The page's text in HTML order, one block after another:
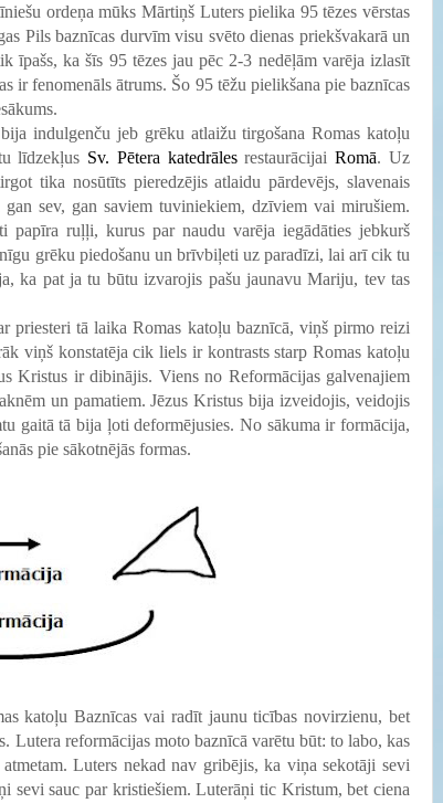
ordeņa mūks Mārtiņš Luters pielika 95 tēzes vērstas
Pils baznīcas durvīm visu svēto dienas priekšvakarā un
īpašs, ka šīs 95 tēzes jau pēc 2-3 nedēļām varēja izlasīt
ir fenomenāls ātrums. Šo 95 tēžu pielikšana pie baznīcas
indulgenču jeb grēku atlaižu tirgošana Romas katoļu
līdzekļus Sv. Pētera katedrālesrestaurācijaiRomā. Uz
tika nosūtīts pieredzējis atlaidu pārdevējs, slavenais
sev, gan saviem tuviniekiem, dzīviem vai mirušiem.
papīra ruļļi, kurus par naudu varēja iegādāties jebkurš
grēku piedošanu un brīvbiļeti uz paradīzi, lai arī cik tu
ka pat ja tu būtu izvarojis pašu jaunavu Mariju, tev tas
priesteri tā laika Romas katoļu baznīcā, viņš pirmo reizi
viņš konstatēja cik liels ir kontrasts starp Romas katoļu
Kristus ir dibinājis. Viens no Reformācijas galvenajiem
un pamatiem. Jēzus Kristus bija izveidojis, veidojis
gaitā tā bija ļoti deformējusies. No sākuma ir formācija,
pie sākotnējās formas.
katoļu Baznīcas vai radīt jaunu ticības novirzienu, bet
Lutera reformācijas moto baznīcā varētu būt: to labo, kas
Luters nekad nav gribējis, ka viņa sekotāji sevi
sevi sauc par kristiešiem. Luterāņi tic Kristum, bet ciena